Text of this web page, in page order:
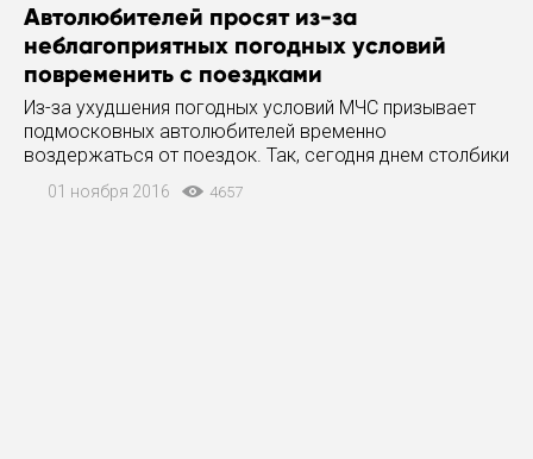
Автолюбителей просят из-за
неблагоприятных погодных условий
повременить с поездками
Из-за ухудшения погодных условий МЧС призывает
подмосковных автолюбителей временно
воздержаться от поездок. Так, сегодня днем столбики
по району опуститься до -7С градусов ниже нуля.
01 ноября 2016 4657